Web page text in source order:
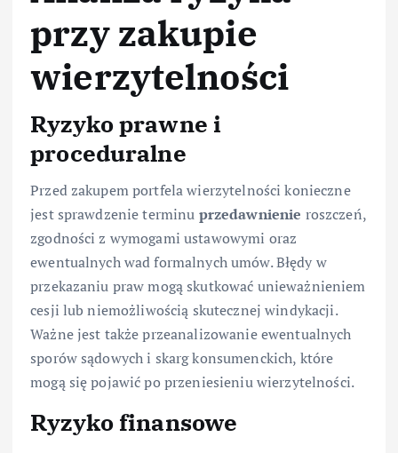
przy zakupie
wierzytelności
Ryzyko prawne i
proceduralne
Przed zakupem portfela wierzytelności konieczne
jest sprawdzenie terminu przedawnienie roszczeń,
zgodności z wymogami ustawowymi oraz
ewentualnych wad formalnych umów. Błędy w
przekazaniu praw mogą skutkować unieważnieniem
cesji lub niemożliwością skutecznej windykacji.
Ważne jest także przeanalizowanie ewentualnych
sporów sądowych i skarg konsumenckich, które
mogą się pojawić po przeniesieniu wierzytelności.
Ryzyko finansowe